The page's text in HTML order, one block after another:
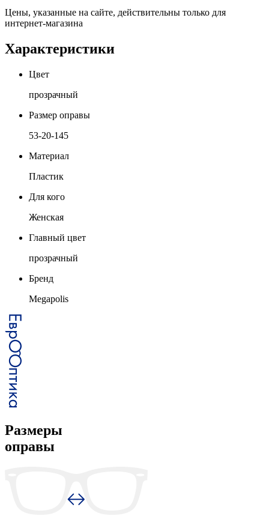
Цены, указанные на сайте, действительны только для
интернет-магазина
Характеристики
Цвет
прозрачный
Размер оправы
53-20-145
Материал
Пластик
Для кого
Женская
Главный цвет
прозрачный
Бренд
Megapolis
Размеры
оправы